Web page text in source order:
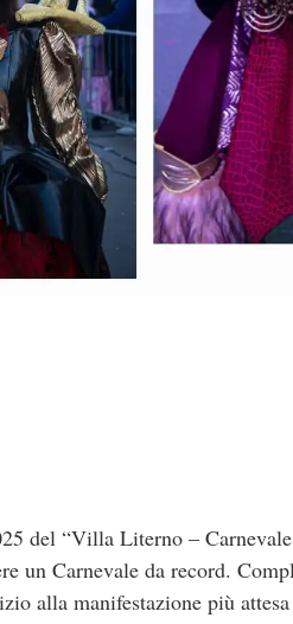
del “Villa Literno –
un Carnevale da record.
alla manifestazione più attesa